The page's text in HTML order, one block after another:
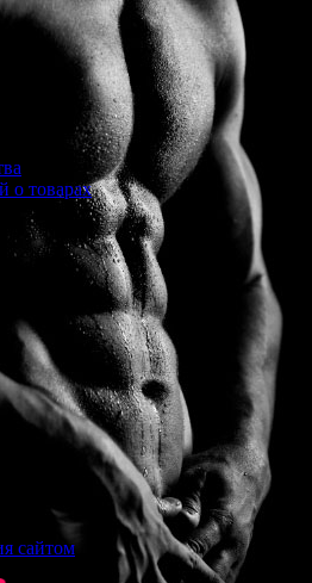
8(800)201-81-69
info@provibrator.ru
о товарах
сайтом